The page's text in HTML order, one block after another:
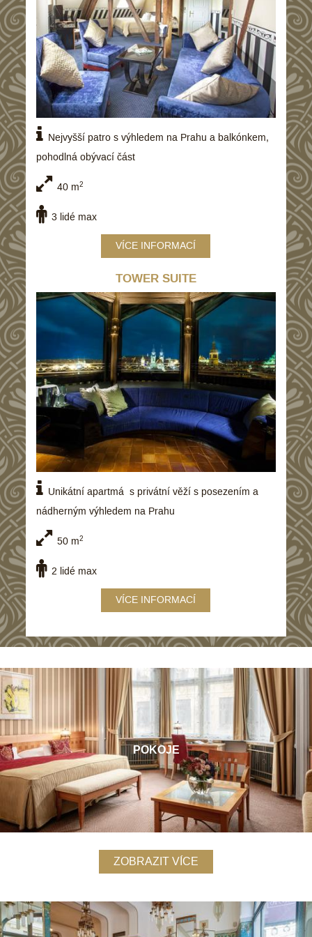
Nejvyšší patro s výhledem na Prahu a balkónkem,
pohodlná obývací část
40 m2
3 lidé max
VÍCE INFORMACÍ
TOWER SUITE
Unikátní apartmá s privátní věží s posezením a
nádherným výhledem na Prahu
50 m2
2 lidé max
VÍCE INFORMACÍ
POKOJE
ZOBRAZIT VÍCE